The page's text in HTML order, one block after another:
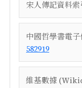
宋人傳記資料
中國哲學書電
582919
維基數據